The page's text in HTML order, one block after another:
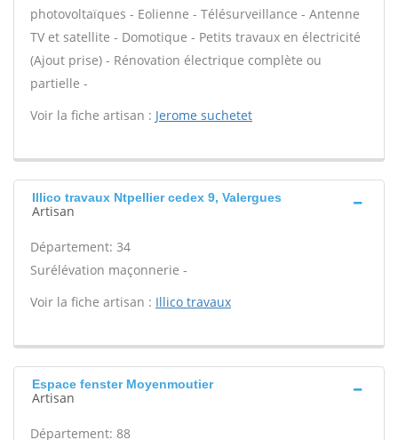
photovoltaïques - Eolienne - Télésurveillance - Antenne
TV et satellite - Domotique - Petits travaux en électricité
(Ajout prise) - Rénovation électrique complète ou
partielle -
Voir la fiche artisan : Jerome suchetet
Illico travaux Ntpellier cedex 9, Valergues
Artisan
Département: 34
Surélévation maçonnerie -
Voir la fiche artisan : Illico travaux
Espace fenster Moyenmoutier
Artisan
Département: 88